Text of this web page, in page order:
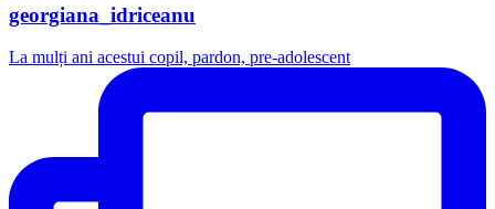
georgiana_idriceanu
La mulți ani acestui copil, pardon, pre-adolescent